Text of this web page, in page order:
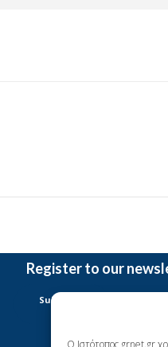
Ο Ιστότοπος grnet.gr
Register to our
Subscription